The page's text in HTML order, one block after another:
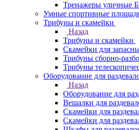
Тренажеры уличные
Умные спортивные
Трибуны и скамейки
Назад
Трибуны и скамейки
Скамейки для
Трибуны сборно-
Трибуны
Оборудование для
Назад
Оборудование для
Вешалки для
Скамейки для
Скамейки для